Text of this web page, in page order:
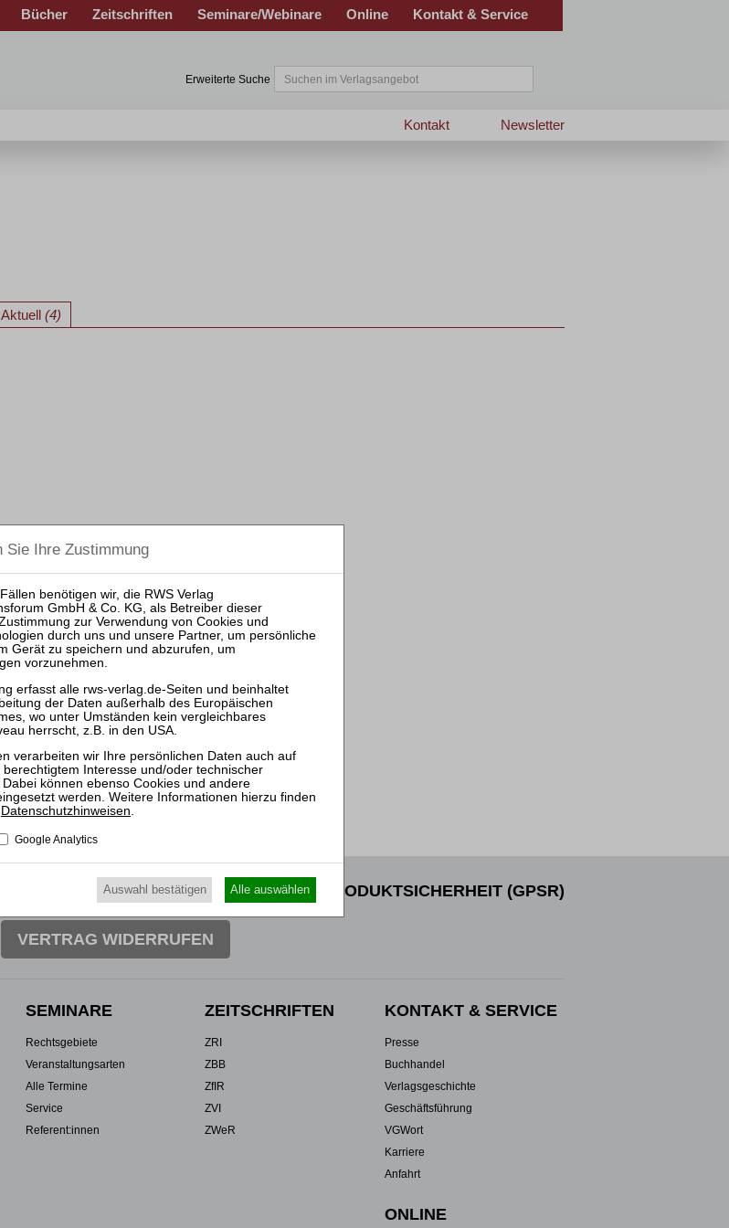
Bücher Zeitschriften Seminare/Webinare Online Kontakt & Service
Erweiterte Suche
Newsletter
Kontakt
Aktuell (4)
NUTZUNGSBESTIMMUNGEN/AGB PRODUKTSICHERHEIT (GPSR)
VERTRAG WIDERRUFEN
SEMINARE
Rechtsgebiete
Veranstaltungsarten
Alle Termine
Service
Referent:innen
ZEITSCHRIFTEN
ZRI
ZBB
ZfIR
ZVI
ZWeR
KONTAKT & SERVICE
Presse
Buchhandel
Verlagsgeschichte
Geschäftsführung
VGWort
Karriere
Anfahrt
ONLINE
Datenschutzhinweisen.
Google Analytics
Auswahl bestätigen Alle auswählen